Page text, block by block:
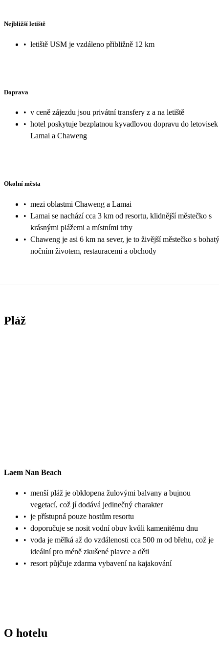
Nejbližší letiště
• letiště USM je vzdáleno přibližně 12 km
Doprava
• v ceně zájezdu jsou privátní transfery z a na letiště
• hotel poskytuje bezplatnou kyvadlovou dopravu do letovisek
Lamai a Chaweng
Okolní města
• mezi oblastmi Chaweng a Lamai
• Lamai se nachází cca 3 km od resortu, klidnější městečko s
krásnými plážemi a místními trhy
• Chaweng je asi 6 km na sever, je to živější městečko s
nočním životem, restauracemi a obchody
Pláž
Laem Nan Beach
• menší pláž je obklopena žulovými balvany a bujnou
vegetací, což jí dodává jedinečný charakter
• je přístupná pouze hostům resortu
• doporučuje se nosit vodní obuv kvůli kamenitému dnu
• voda je mělká až do vzdálenosti cca 500 m od břehu, což je
ideální pro méně zkušené plavce a děti
• resort půjčuje zdarma vybavení na kajakování
O hotelu